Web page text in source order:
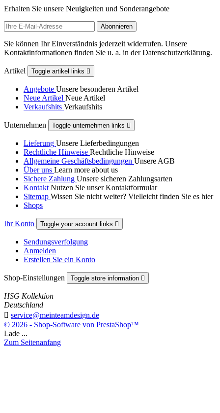
Erhalten Sie unsere Neuigkeiten und Sonderangebote
Sie können Ihr Einverständnis jederzeit widerrufen. Unsere
Kontaktinformationen finden Sie u. a. in der Datenschutzerklärung.
Artikel Toggle artikel links 
Angebote Unsere besonderen Artikel
Neue Artikel Neue Artikel
Verkaufshits Verkaufshits
Unternehmen Toggle unternehmen links 
Lieferung Unsere Lieferbedingungen
Rechtliche Hinweise Rechtliche Hinweise
Allgemeine Geschäftsbedingungen Unsere AGB
Über uns Learn more about us
Sichere Zahlung Unsere sicheren Zahlungsarten
Kontakt Nutzen Sie unser Kontaktformular
Sitemap Wissen Sie nicht weiter? Vielleicht finden Sie es hier
Shops
Ihr Konto Toggle your account links 
Sendungsverfolgung
Anmelden
Erstellen Sie ein Konto
Shop-Einstellungen Toggle store information 
HSG Kollektion
Deutschland
 service@meinteamdesign.de
© 2026 - Shop-Software von PrestaShop™
Lade ...
Zum Seitenanfang